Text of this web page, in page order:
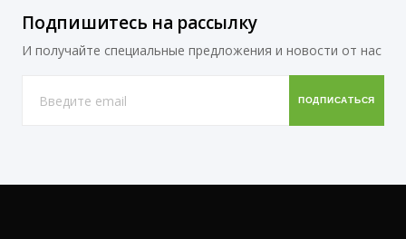
Подпишитесь на рассылку
И получайте специальные предложения и новости от нас